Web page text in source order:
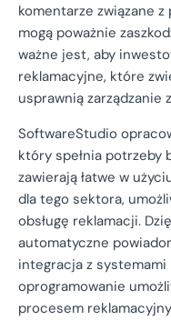
komentarze związane z
mogą poważnie
ważne jest, aby
reklamacyjne, które
usprawnią zarządzanie
SoftwareStudio
który spełnia potrzeby
zawierają łatwe w
dla tego sektora,
obsługę reklamacji.
automatyczne
integracja z systemami
oprogramowanie
procesem